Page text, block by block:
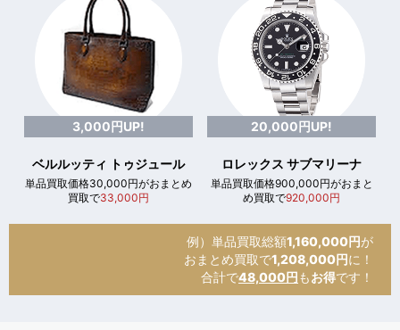
3,000円UP!
ベルルッティ トゥジュール
単品買取価格30,000円がおまとめ
買取で33,000円
20,000円UP!
ロレックス サブマリーナ
単品買取価格900,000円がおまと
め買取で920,000円
例）単品買取総額1,160,000円が
おまとめ買取で1,208,000円に！
合計で48,000円 もお得です！